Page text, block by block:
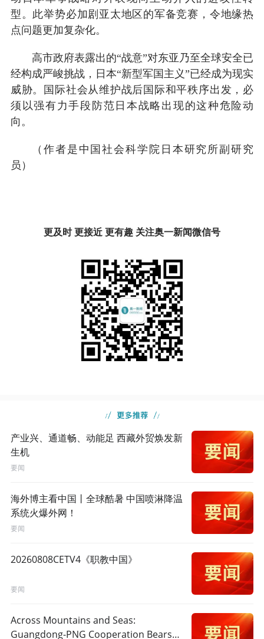
型。此举势必加剧亚太地区的军备竞赛，令地缘热
点问题更加复杂化。
高市政府表露出的“战意”对东亚乃至全球安全已
经构成严峻挑战，日本“新型军国主义”已经成为现实
威胁。国际社会从维护战后国际和平秩序出发，必
须以强有力手段防范日本战略出现的这种危险动
向。
（作者是中国社会科学院日本研究所副研究
员）
更及时 更接近 更有趣 关注奥一新闻微信号
产业兴、通道畅、动能足 西藏外贸焕发新
生机
要闻
海外博主看中国丨全球酷暑 中国喷淋降温
系统火爆外网！
要闻
20260808CETV4《职教中国》
要闻
Across Mountains and Seas:
Guangdong-PNG Cooperation Bears